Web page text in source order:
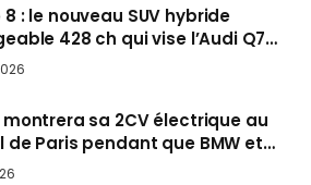
: le nouveau SUV hybride
428 ch qui vise l’Audi Q7
Europe cet automne
montrera sa 2CV électrique au
de Paris pendant que BMW et
le salon